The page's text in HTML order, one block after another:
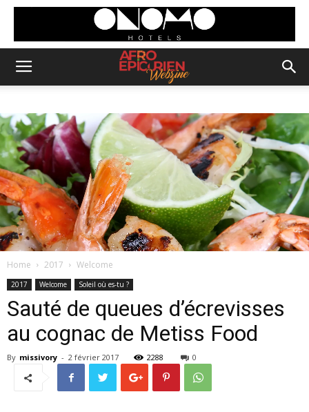
Home 2017 Welcome
2017 Welcome Soleil où es-tu ?
Sauté de queues d’écrevisses
au cognac de Metiss Food
By missivory - 2 février 2017 2288 0